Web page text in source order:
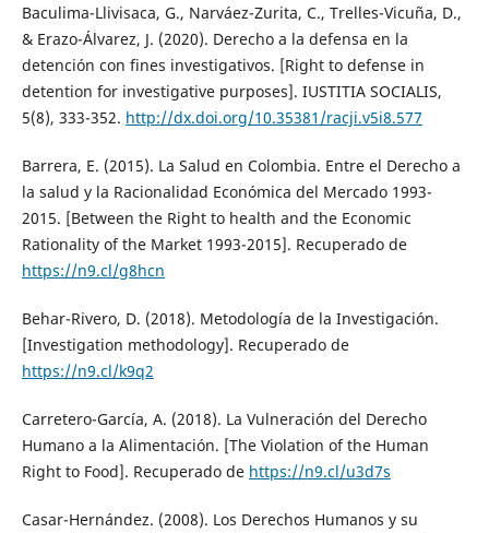
Baculima-Llivisaca, G., Narváez-Zurita, C., Trelles-Vicuña, D.,
& Erazo-Álvarez, J. (2020). Derecho a la defensa en la
detención con fines investigativos. [Right to defense in
detention for investigative purposes]. IUSTITIA SOCIALIS,
5(8), 333-352. http://dx.doi.org/10.35381/racji.v5i8.577
Barrera, E. (2015). La Salud en Colombia. Entre el Derecho a
la salud y la Racionalidad Económica del Mercado 1993-
2015. [Between the Right to health and the Economic
Rationality of the Market 1993-2015]. Recuperado de
https://n9.cl/g8hcn
Behar-Rivero, D. (2018). Metodología de la Investigación.
[Investigation methodology]. Recuperado de
https://n9.cl/k9q2
Carretero-García, A. (2018). La Vulneración del Derecho
Humano a la Alimentación. [The Violation of the Human
Right to Food]. Recuperado de https://n9.cl/u3d7s
Casar-Hernández. (2008). Los Derechos Humanos y su